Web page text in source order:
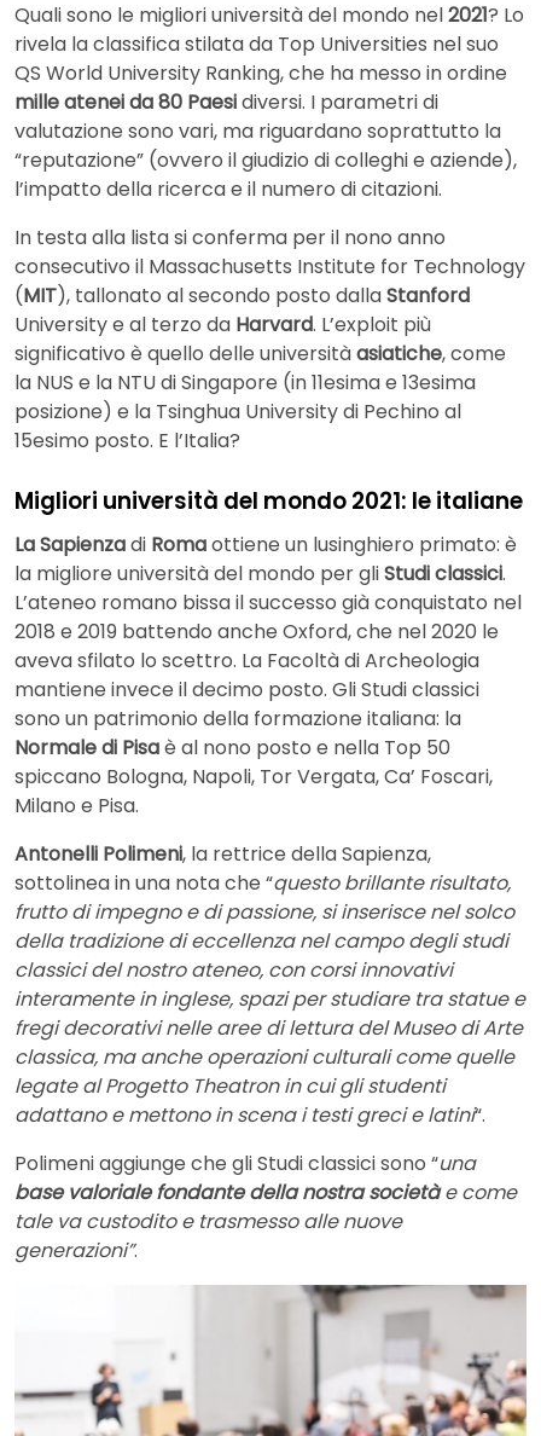
Quali sono le migliori università del mondo nel2021? Lo
rivela la classifica stilata da Top Universities nel suo
QS World University Ranking, che ha messo in ordine
mille atenei da 80 Paesidiversi. I parametri di
valutazione sono vari, ma riguardano soprattutto la
“reputazione” (ovvero il giudizio di colleghi e aziende),
l’impatto della ricerca e il numero di citazioni.
In testa alla lista si conferma per il nono anno
consecutivo il Massachusetts Institute for Technology
(MIT), tallonato al secondo posto dallaStanford
University e al terzo da Harvard. L’exploit più
significativo è quello delle universitàasiatiche, come
la NUS e la NTU di Singapore (in 11esima e 13esima
posizione) e la Tsinghua University di Pechino al
15esimo posto. E l’Italia?
Migliori università del mondo 2021: le italiane
La Sapienzadi Romaottiene un lusinghiero primato: è
la migliore università del mondo per gliStudi classici.
L’ateneo romano bissa il successo già conquistato nel
2018 e 2019 battendo anche Oxford, che nel 2020 le
aveva sfilato lo scettro. La Facoltà di Archeologia
mantiene invece il decimo posto. Gli Studi classici
sono un patrimonio della formazione italiana: la
Normale di Pisaè al nono posto e nella Top 50
spiccano Bologna, Napoli, Tor Vergata, Ca’ Foscari,
Milano e Pisa.
Antonelli Polimeni, la rettrice della Sapienza,
sottolinea in una nota che “questo brillante risultato,
frutto di impegno e di passione, si inserisce nel solco
della tradizione di eccellenza nel campo degli studi
classici del nostro ateneo, con corsi innovativi
interamente in inglese, spazi per studiare tra statue e
fregi decorativi nelle aree di lettura del Museo di Arte
classica, ma anche operazioni culturali come quelle
legate al Progetto Theatron in cui gli studenti
adattano e mettono in scena i testi greci e latini“.
Polimeni aggiunge che gli Studi classici sono “una
base valoriale fondante della nostra societàe come
tale va custodito e trasmesso alle nuove
generazioni”.